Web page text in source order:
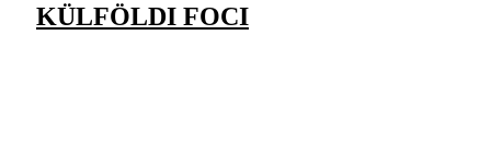
KÜLFÖLDI FOCI